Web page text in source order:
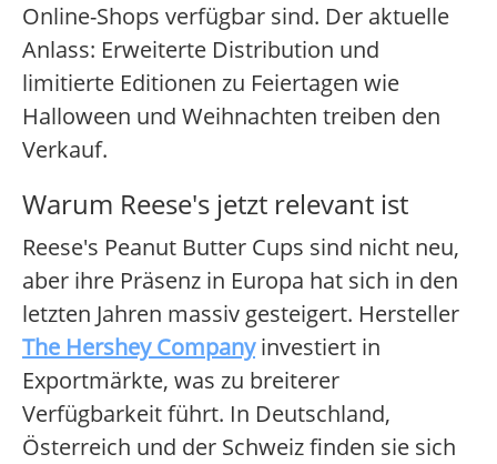
Online-Shops verfügbar sind. Der aktuelle
Anlass: Erweiterte Distribution und
limitierte Editionen zu Feiertagen wie
Halloween und Weihnachten treiben den
Verkauf.
Warum Reese's jetzt relevant ist
Reese's Peanut Butter Cups sind nicht neu,
aber ihre Präsenz in Europa hat sich in den
letzten Jahren massiv gesteigert. Hersteller
The Hershey Companyinvestiert in
Exportmärkte, was zu breiterer
Verfügbarkeit führt. In Deutschland,
Österreich und der Schweiz finden sie sich